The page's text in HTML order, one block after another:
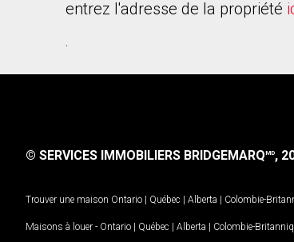
entrez l'adresse de la propriété
.
© SERVICES IMMOBILIERS BRIDGEMARQMD,
Trouver une maison Ontario | Québec | Alberta | Colombie-
Maisons à louer - Ontario | Québec | Alberta | Colombie-